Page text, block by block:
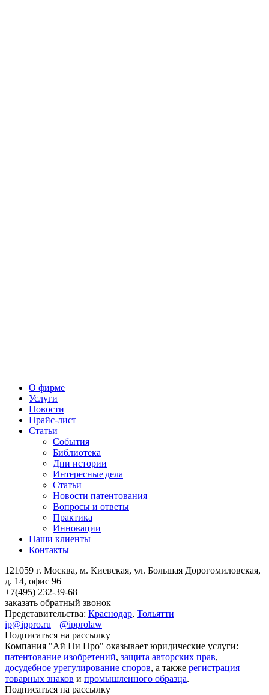
О фирме
Услуги
Новости
Прайс-лист
Статьи
События
Библиотека
Дни истории
Интересные дела
Статьи
Новости патентования
Вопросы и ответы
Практика
Инновации
Наши клиенты
Контакты
121059 г. Москва, м. Киевская, ул. Большая Дорогомиловская,
д. 14, офис 96
+7(495) 232-39-68
заказать обратный звонок
Представительства: Краснодар, Тольятти
ip@ippro.ru
@ipprolaw
Подписаться на рассылку
Компания "Ай Пи Про" оказывает юридические услуги:
патентование изобретений, защита авторских прав,
досудебное урегулирование споров, а также регистрация
товарных знаков и промышленного образца.
Подписаться на рассылку